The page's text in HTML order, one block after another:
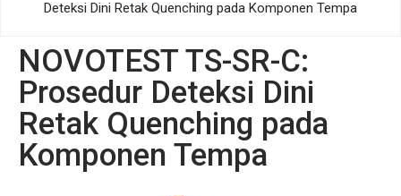
Deteksi Dini Retak Quenching pada Komponen Tempa
NOVOTEST TS-SR-C:
Prosedur Deteksi Dini
Retak Quenching pada
Komponen Tempa